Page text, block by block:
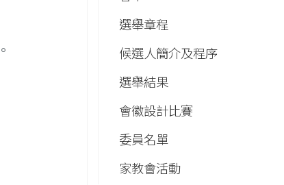
選舉章程
候選人簡介及程序
選舉結果
會徽設計比賽
委員名單
家教會活動